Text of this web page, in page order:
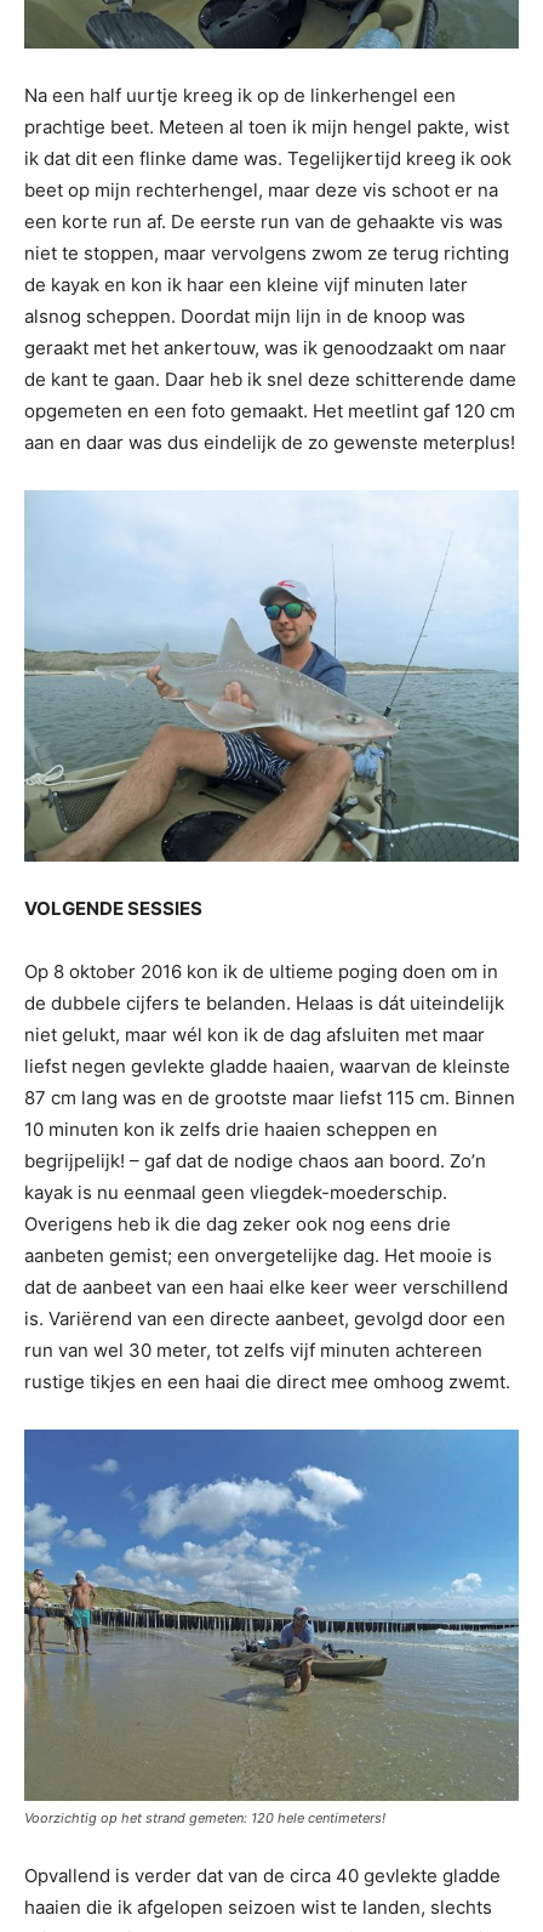
Na een half uurtje kreeg ik op de linkerhengel een
prachtige beet. Meteen al toen ik mijn hengel pakte, wist
ik dat dit een flinke dame was. Tegelijkertijd kreeg ik ook
beet op mijn rechterhengel, maar deze vis schoot er na
een korte run af. De eerste run van de gehaakte vis was
niet te stoppen, maar vervolgens zwom ze terug richting
de kayak en kon ik haar een kleine vijf minuten later
alsnog scheppen. Doordat mijn lijn in de knoop was
geraakt met het ankertouw, was ik genoodzaakt om naar
de kant te gaan. Daar heb ik snel deze schitterende dame
opgemeten en een foto gemaakt. Het meetlint gaf 120 cm
aan en daar was dus eindelijk de zo gewenste meterplus!
VOLGENDE SESSIES
Op 8 oktober 2016 kon ik de ultieme poging doen om in
de dubbele cijfers te belanden. Helaas is dát uiteindelijk
niet gelukt, maar wél kon ik de dag afsluiten met maar
liefst negen gevlekte gladde haaien, waarvan de kleinste
87 cm lang was en de grootste maar liefst 115 cm. Binnen
10 minuten kon ik zelfs drie haaien scheppen en
begrijpelijk! – gaf dat de nodige chaos aan boord. Zo’n
kayak is nu eenmaal geen vliegdek-moederschip.
Overigens heb ik die dag zeker ook nog eens drie
aanbeten gemist; een onvergetelijke dag. Het mooie is
dat de aanbeet van een haai elke keer weer verschillend
is. Variërend van een directe aanbeet, gevolgd door een
run van wel 30 meter, tot zelfs vijf minuten achtereen
rustige tikjes en een haai die direct mee omhoog zwemt.
Voorzichtig op het strand gemeten: 120 hele centimeters!
Opvallend is verder dat van de circa 40 gevlekte gladde
haaien die ik afgelopen seizoen wist te landen, slechts